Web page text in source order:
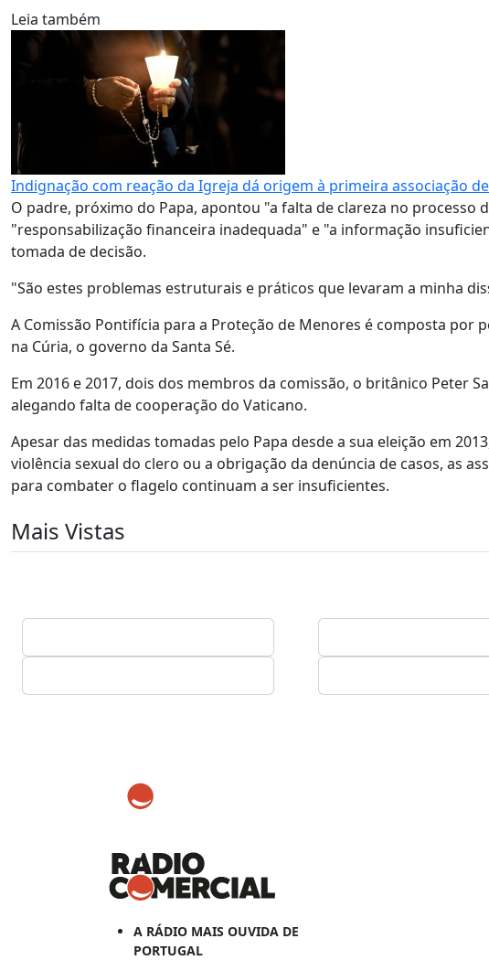
Leia também
Indignação com reação da Igreja dá origem à primeira associação
O padre, próximo do Papa, apontou "a falta de clareza no processo
"responsabilização financeira inadequada" e "a informação
tomada de decisão.
"São estes problemas estruturais e práticos que levaram a minha
A Comissão Pontifícia para a Proteção de Menores é composta por
na Cúria, o governo da Santa Sé.
Em 2016 e 2017, dois dos membros da comissão, o britânico Peter
alegando falta de cooperação do Vaticano.
Apesar das medidas tomadas pelo Papa desde a sua eleição em
violência sexual do clero ou a obrigação da denúncia de casos, as
para combater o flagelo continuam a ser insuficientes.
Mais Vistas
A RÁDIO MAIS OUVIDA DE
PORTUGAL